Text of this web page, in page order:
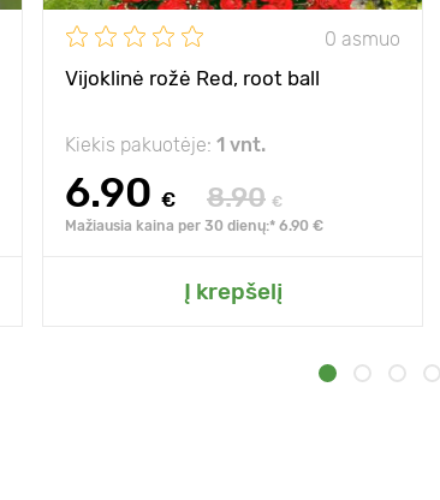
0 asmuo
Vijoklinė rožė Red, root ball
Kiekis pakuotėje: 1 vnt.
6.90 € 8.90 €
Mažiausia kaina per 30 dienų:* 6.90 €
Į krepšelį